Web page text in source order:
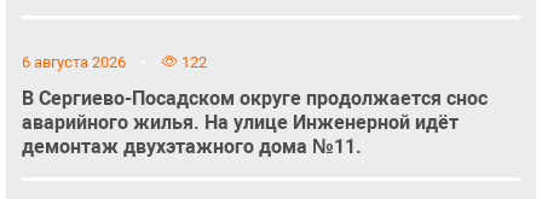
6 августа 2026 122
В Сергиево-Посадском округе продолжается снос
аварийного жилья. На улице Инженерной идёт
демонтаж двухэтажного дома №11.